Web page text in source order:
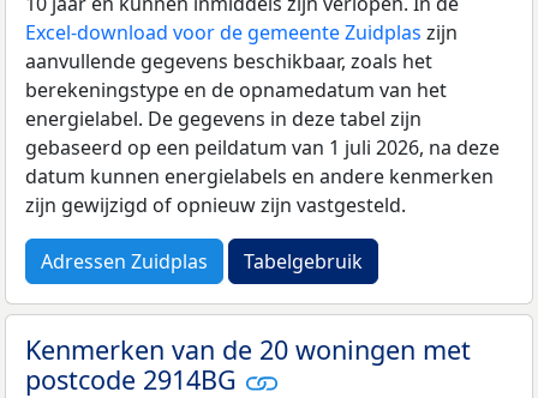
Excel-download voor de gemeente Zuidplas zijn
aanvullende gegevens beschikbaar, zoals het
berekeningstype en de opnamedatum van het
energielabel. De gegevens in deze tabel zijn
gebaseerd op een peildatum van 1 juli 2026, na deze
datum kunnen energielabels en andere kenmerken
zijn gewijzigd of opnieuw zijn vastgesteld.
Adressen Zuidplas Tabelgebruik
Kenmerken van de 20 woningen met
postcode 2914BG